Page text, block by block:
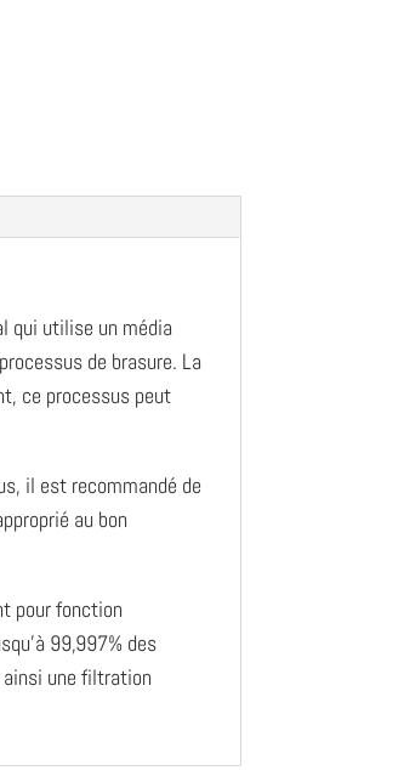
qui utilise un média
de brasure. La
ce processus peut
il est recommandé de
au bon
pour fonction
99,997% des
une filtration